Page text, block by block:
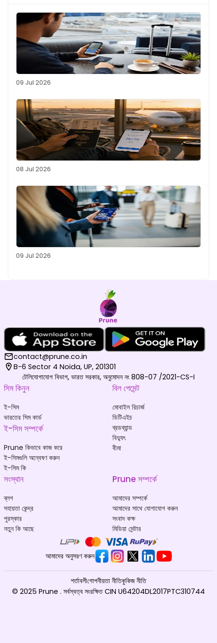
09 Jul 2026
08 Jul 2026
09 Jul 2026
contact@prune.co.in
B-6 Sector 4 Noida, UP, 201301
টেলিযোগাযোগ বিভাগ, ভারত সরকার, অনুমোদন নং 808-07 /2021-CS-I
সিম কিনুন
ই-সিম
ভারতের সিম কার্ড
ই-সিম সম্পর্কে
Prune কিভাবে কাজ করে
ই-সিমগুলি অন্বেষণ করুন
ই-সিম কি
বিল পেমেন্ট
মোবাইল রিচার্জ
ডিটিএইচ
ব্রডব্যান্ড
বিদ্যুৎ
বীমা
সংস্থান
ব্লগ
সহায়তা কেন্দ্র
পুরস্কার
নতুন কি আছে
Prune সম্পর্কে
আমাদের সম্পর্কে
আমাদের সাথে যোগাযোগ করুন
সংবাদ কক্ষ
মিডিয়া সেন্টার
আমাদের অনুসরণ করুন
© 2025 Prune . সর্বস্বত্ব সংরক্ষিত CIN U64204DL2017PTC310744
শর্তাবলীগোপনীয়তা নীতিকুকিজ নীতি